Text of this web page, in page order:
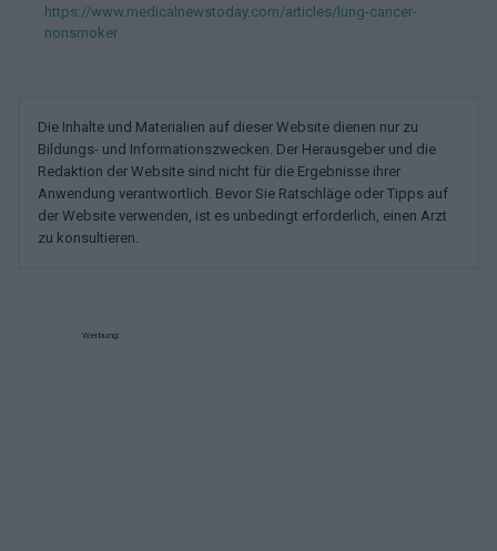
https://www.medicalnewstoday.com/articles/lung-cancer-
nonsmoker
Die Inhalte und Materialien auf dieser Website dienen nur zu
Bildungs- und Informationszwecken. Der Herausgeber und die
Redaktion der Website sind nicht für die Ergebnisse ihrer
Anwendung verantwortlich. Bevor Sie Ratschläge oder Tipps auf
der Website verwenden, ist es unbedingt erforderlich, einen Arzt
zu konsultieren.
Werbung: